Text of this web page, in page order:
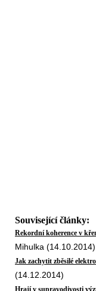
Související články:
Rekordní koherence v
Mihulka (14.10.2014)
Jak zachytit zběsilé
(14.12.2014)
Hrají v supravodivosti